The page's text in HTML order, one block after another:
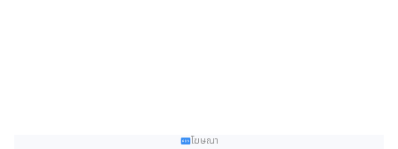
โฆษณา